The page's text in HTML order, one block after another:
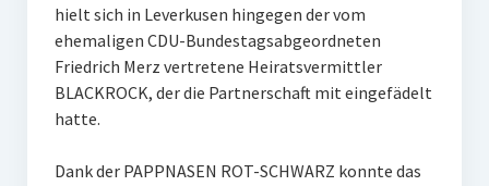
hielt sich in Leverkusen hingegen der vom
ehemaligen CDU-Bundestagsabgeordneten
Friedrich Merz vertretene Heiratsvermittler
BLACKROCK, der die Partnerschaft mit eingefädelt
hatte.
Dank der PAPPNASEN ROT-SCHWARZ konnte das